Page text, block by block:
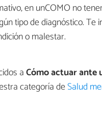
en unCOMO no
tipo de diagnóstico. Te
o malestar.
aCómo actuar ante
categoría deSalud